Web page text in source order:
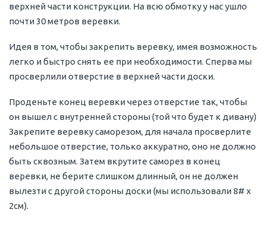
верхней части конструкции. На всю обмотку у нас ушло
почти 30 метров веревки.
Идея в том, чтобы закрепить веревку, имея возможность
легко и быстро снять ее при необходимости. Сперва мы
просверлили отверстие в верхней части доски.
Проденьте конец веревки через отверстие так, чтобы
он вышел с внутренней стороны (той что будет к дивану)
Закрепите веревку саморезом, для начала просверлите
небольшое отверстие, только аккуратно, оно не должно
быть сквозным. Затем вкрутите саморез в конец
веревки, не берите слишком длинный, он не должен
вылезти с другой стороны доски (мы использовали 8# x
2см).